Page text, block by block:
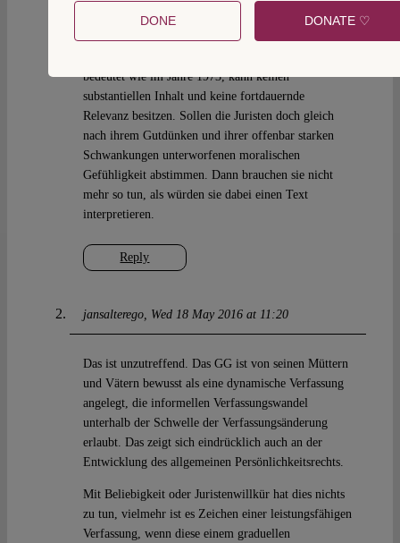
Sat 14 May 2016 at 12:29
Reply
bedeutet wie im Jahre 1973, kann keinen
substantiellen Inhalt und keine fortdauernde
Relevanz besitzen. Sollen die Juristen doch gleich
nach ihrem Gutdünken und ihrer offenbar starken
Schwankungen unterworfenen moralischen
Gefühligkeit abstimmen. Dann brauchen sie nicht
mehr so tun, als würden sie dabei einen Text
interpretieren.
jansalterego Wed 18 May 2016 at 11:20
Das ist unzutreffend. Das GG ist von seinen Müttern
und Vätern bewusst als eine dynamische Verfassung
angelegt, die informellen Verfassungswandel
unterhalb der Schwelle der Verfassungsänderung
erlaubt. Das zeigt sich eindrücklich auch an der
Entwicklung des allgemeinen Persönlichkeitsrechts.
Mit Beliebigkeit oder Juristenwillkür hat dies nichts
zu tun, vielmehr ist es Zeichen einer leistungsfähigen
Verfassung, wenn diese einem graduellen
DONE DONATE ♡